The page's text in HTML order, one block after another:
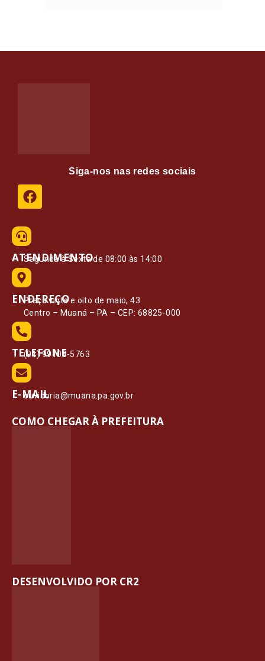
Siga-nos nas redes sociais
ATENDIMENTO
Segunda à Sexta de 08:00 às 14:00
ENDEREÇO
Praça vinte e oito de maio, 43
Centro – Muaná – PA – CEP: 68825-000
TELEFONE
(91) 99108-5763
E-MAIL
ouvidoria@muana.pa.gov.br
COMO CHEGAR À PREFEITURA
DESENVOLVIDO POR CR2